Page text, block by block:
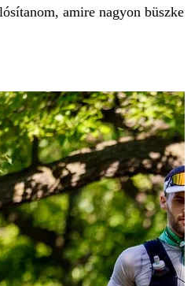
amire nagyon büszke